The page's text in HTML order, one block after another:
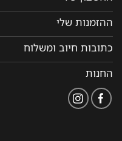
ההזמנות שלי
כתובות חיוב ומשלוח
החנות